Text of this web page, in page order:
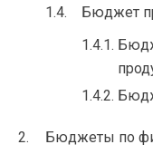
Бюджет
Бюджеты по